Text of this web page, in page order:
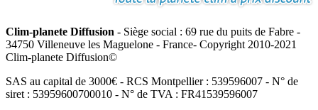
Clim-planete Diffusion - Siège social : 69 rue du puits de Fabre -
34750 Villeneuve les Maguelone - France- Copyright 2010-2021
Clim-planete Diffusion©
SAS au capital de 3000€ - RCS Montpellier : 539596007 - N° de
siret : 53959600700010 - N° de TVA : FR41539596007